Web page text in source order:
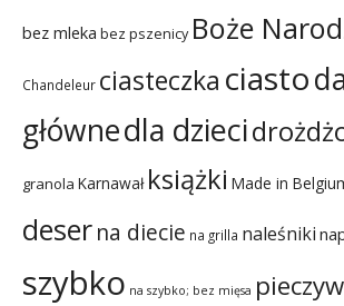
bez mleka bez pszenicy Boże
Chandeleur ciasteczka ciasto
głównedla dzieci
granola Karnawał książki Made in
deserna diecie na grilla naleśniki
szybko na szybko; bez mięsa